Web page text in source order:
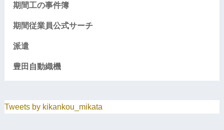
期間工の事件簿
期間従業員公式サーチ
派遣
豊田自動織機
Tweets by kikankou_mikata